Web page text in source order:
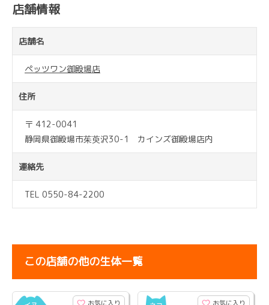
店舗情報
店舗名
ペッツワン御殿場店
住所
〒 412-0041
静岡県御殿場市茱萸沢30-1 カインズ御殿場店内
連絡先
TEL 0550-84-2200
この店舗の他の生体一覧